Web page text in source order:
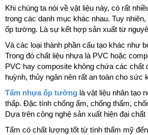
Khi chúng ta nói về vật liệu này, có rất
trong các danh mục khác nhau. Tuy
ốp tường. Là sự kết hợp sản xuất từ
Và các loại thành phần cấu tạo khác như
Trong đó chất liệu nhựa là PVC hoặc
PVC hay composite không chứa các chất
huỳnh, thủy ngân nên rất an toàn cho sức
Tấm nhựa ốp tường là vật liệu nhân tạo
thấp. Đặc tính chống ẩm, chống thấm,
Dựa trên công nghệ sản xuất hiện đại
Tấm có chất lượng tốt từ tính thẩm mỹ